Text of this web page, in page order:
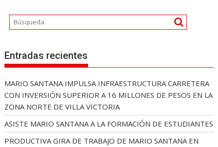
Entradas recientes
MARIO SANTANA IMPULSA INFRAESTRUCTURA CARRETERA
CON INVERSIÓN SUPERIOR A 16 MILLONES DE PESOS EN LA
ZONA NORTE DE VILLA VICTORIA
ASISTE MARIO SANTANA A LA FORMACIÓN DE ESTUDIANTES
PRODUCTIVA GIRA DE TRABAJO DE MARIO SANTANA EN